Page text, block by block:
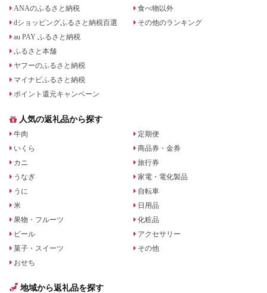
ANAのふるさと納税
dショッピングふるさと納税百選
au PAY ふるさと納税
ふるさと本舗
ヤフーのふるさと納税
マイナビふるさと納税
ポイント還元キャンペーン
食べ物以外
その他のランキング
人気の返礼品から探す
牛肉
いくら
カニ
うなぎ
うに
米
果物・フルーツ
ビール
菓子・スイーツ
おせち
定期便
商品券・金券
旅行券
家電・電化製品
自転車
日用品
化粧品
アクセサリー
その他
地域から返礼品を探す